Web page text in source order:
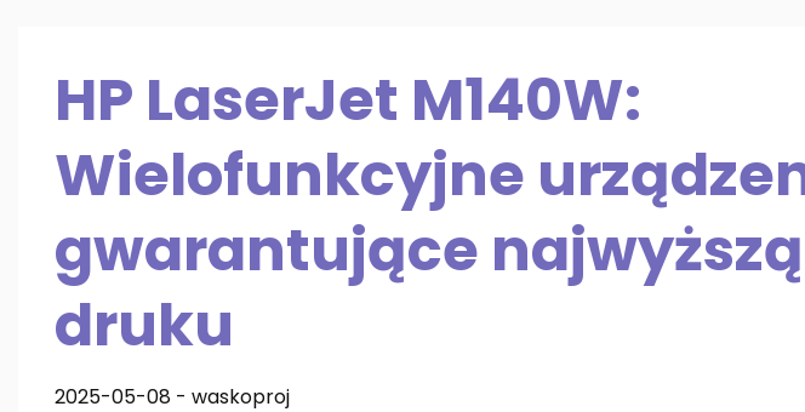
HP LaserJet M140W:
Wielofunkcyjne
gwarantujące
druku
2025-05-08 - waskoproj